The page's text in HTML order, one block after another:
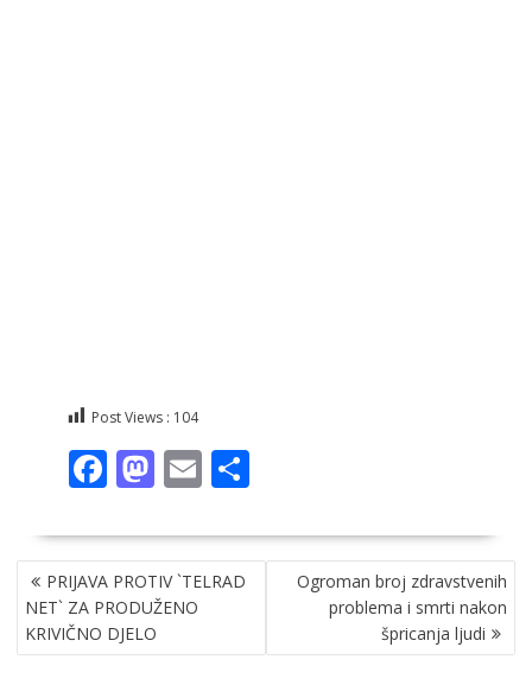
Post Views : 104
F
ac
e
b
o
o
M
as
to
d
o
n
E
m
ai
l
S
ar
NAVIGACIJA
OBJAVA
PRIJAVA PROTIV `TELRAD
NET` ZA PRODUŽENO
KRIVIČNO DJELO
Ogroman broj zdravstvenih
problema i smrti nakon
špricanja ljudi